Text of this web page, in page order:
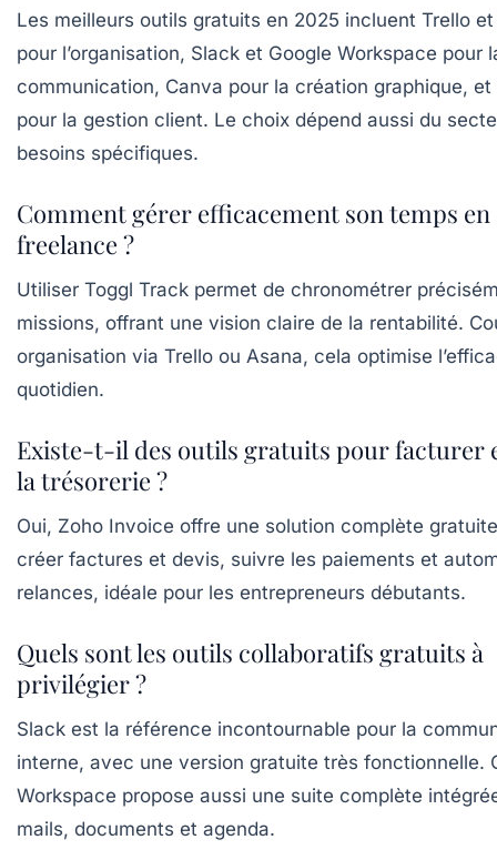
Les meilleurs outils gratuits en 2025 incluent Trello
pour l’organisation, Slack et Google Workspace pour
communication, Canva pour la création graphique, et
pour la gestion client. Le choix dépend aussi du
besoins spécifiques.
Comment gérer efficacement son temps en
freelance ?
Utiliser Toggl Track permet de chronométrer
missions, offrant une vision claire de la rentabilité.
organisation via Trello ou Asana, cela optimise
quotidien.
Existe-t-il des outils gratuits pour facturer
la trésorerie ?
Oui, Zoho Invoice offre une solution complète
créer factures et devis, suivre les paiements et
relances, idéale pour les entrepreneurs débutants.
Quels sont les outils collaboratifs gratuits à
privilégier ?
Slack est la référence incontournable pour la
interne, avec une version gratuite très fonctionnelle.
Workspace propose aussi une suite complète
mails, documents et agenda.